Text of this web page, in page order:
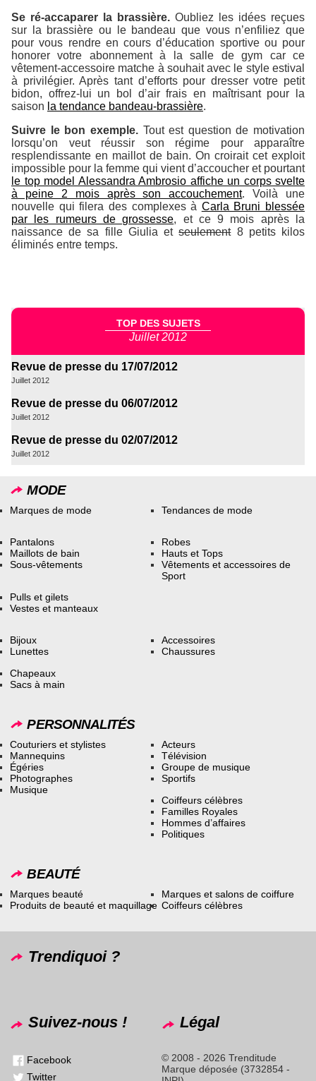
Se ré-accaparer la brassière. Oubliez les idées reçues
sur la brassière ou le bandeau que vous n’enfiliez que
pour vous rendre en cours d’éducation sportive ou pour
honorer votre abonnement à la salle de gym car ce
vêtement-accessoire matche à souhait avec le style estival
à privilégier. Après tant d’efforts pour dresser votre petit
bidon, offrez-lui un bol d’air frais en maîtrisant pour la
saison la tendance bandeau-brassière.
Suivre le bon exemple.Tout est question de motivation
lorsqu’on veut réussir son régime pour apparaître
resplendissante en maillot de bain. On croirait cet exploit
impossible pour la femme qui vient d’accoucher et pourtant
le top model Alessandra Ambrosio affiche un corps svelte
à peine 2 mois après son accouchement. Voilà une
nouvelle qui filera des complexes à Carla Bruni blessée
par les rumeurs de grossesse, et ce 9 mois après la
naissance de sa fille Giulia etseulement8 petits kilos
éliminés entre temps.
TOP DES SUJETS
Juillet 2012
Revue de presse du 17/07/2012
Juillet 2012
Revue de presse du 06/07/2012
Juillet 2012
Revue de presse du 02/07/2012
Juillet 2012
MODE
Marques de mode Tendances de mode
Pantalons
Maillots de bain
Sous-vêtements
Robes
Hauts et Tops
Vêtements et accessoires de
Sport
Pulls et gilets
Vestes et manteaux
Bijoux
Lunettes
Accessoires
Chaussures
Chapeaux
Sacs à main
PERSONNALITÉS
Couturiers et stylistes
Mannequins
Égéries
Photographes
Musique
Acteurs
Télévision
Groupe de musique
Sportifs
Coiffeurs célèbres
Familles Royales
Hommes d’affaires
Politiques
BEAUTÉ
Marques beauté
Produits de beauté et maquillage
Marques et salons de coiffure
Coiffeurs célèbres
Trendiquoi ?
Suivez-nous !
Facebook
Twitter
Légal
© 2008 - 2026 Trenditude
Marque déposée (3732854 -